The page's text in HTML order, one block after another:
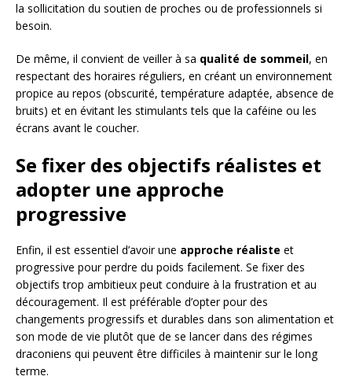
la sollicitation du soutien de proches ou de professionnels si
besoin.
De même, il convient de veiller à sa qualité de sommeil, en
respectant des horaires réguliers, en créant un environnement
propice au repos (obscurité, température adaptée, absence de
bruits) et en évitant les stimulants tels que la caféine ou les
écrans avant le coucher.
Se fixer des objectifs réalistes et
adopter une approche
progressive
Enfin, il est essentiel d’avoir une approche réaliste et
progressive pour perdre du poids facilement. Se fixer des
objectifs trop ambitieux peut conduire à la frustration et au
découragement. Il est préférable d’opter pour des
changements progressifs et durables dans son alimentation et
son mode de vie plutôt que de se lancer dans des régimes
draconiens qui peuvent être difficiles à maintenir sur le long
terme.